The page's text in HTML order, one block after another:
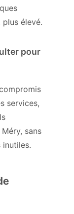
élevé.
pour
services,
sans
inutiles.